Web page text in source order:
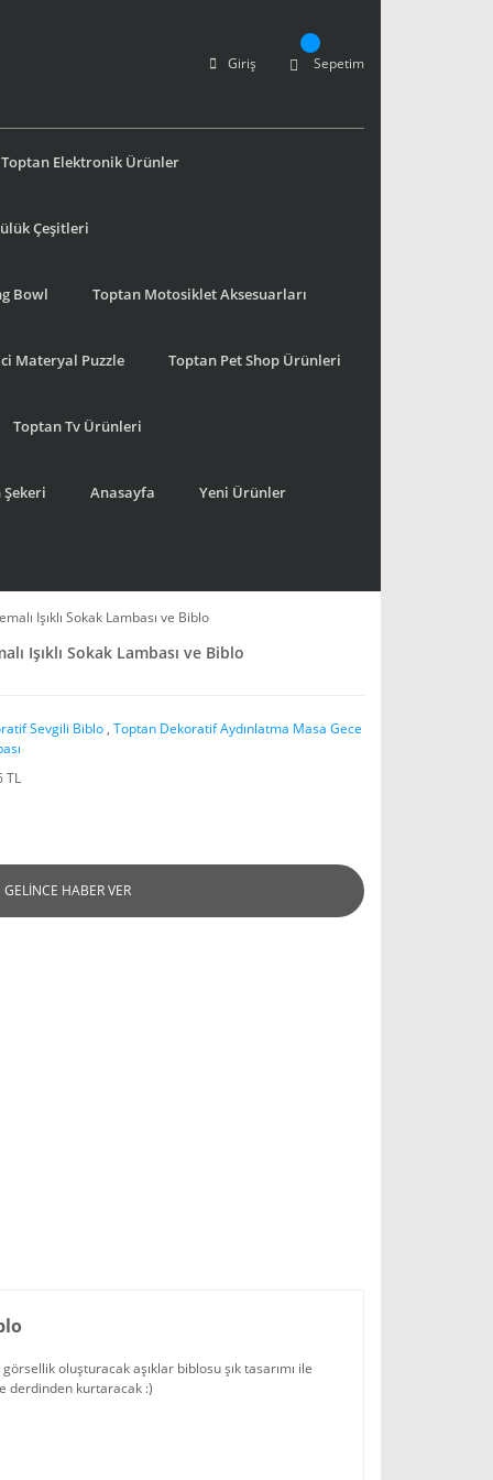
Giriş Sepetim
Toptan Elektronik Ürünler
Çeşitleri
Bowl Toptan Motosiklet Aksesuarları
Materyal Puzzle Toptan Pet Shop Ürünleri
Toptan Tv Ürünleri
Anasayfa Yeni Ürünler
Işıklı Sokak Lambası ve Biblo
Işıklı Sokak Lambası ve Biblo
Sevgili Biblo , Toptan Dekoratif Aydınlatma Masa Gece
TL
GELİNCE HABER VER
oluşturacak aşıklar biblosu şık tasarımı ile
derdinden kurtaracak :)